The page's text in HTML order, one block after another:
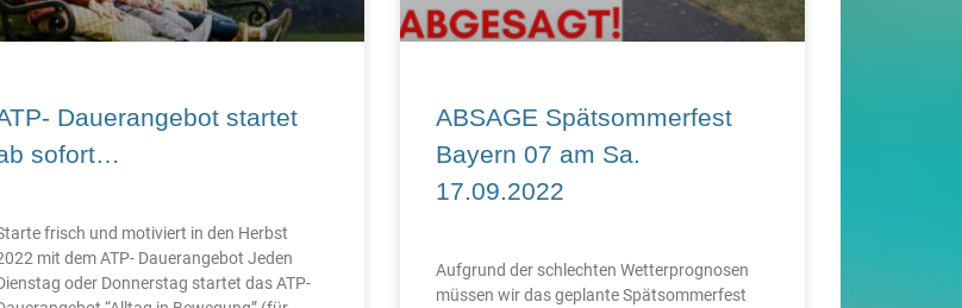
Dauerangebot startet
sofort…
frisch und motiviert in den Herbst
mit dem ATP- Dauerangebot Jeden
oder Donnerstag startet das ATP-
ABSAGE Spätsommerfest
Bayern 07 am Sa.
17.09.2022
Aufgrund der schlechten Wetterprognosen
müssen wir das geplante Spätsommerfest